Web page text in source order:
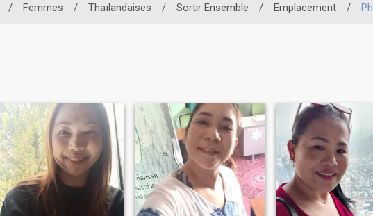
/ Femmes / Thaïlandaises / Sortir Ensemble / Emplacement /